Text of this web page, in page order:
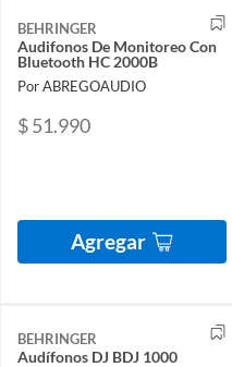
BEHRINGER
Audifonos De Monitoreo Con
Bluetooth HC 2000B
Por ABREGOAUDIO
$ 51.990
Agregar
BEHRINGER
Audífonos DJ BDJ 1000